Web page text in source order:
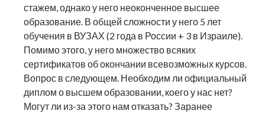
стажем, однако у него неоконченное высшее
образование. В общей сложности у него 5 лет
обучения в ВУЗАХ (2 года в России + 3 в Израиле).
Помимо этого, у него множество всяких
сертификатов об окончании всевозможных курсов.
Вопрос в следующем. Необходим ли официальный
диплом о высшем образовании, коего у нас нет?
Могут ли из-за этого нам отказать? Заранее